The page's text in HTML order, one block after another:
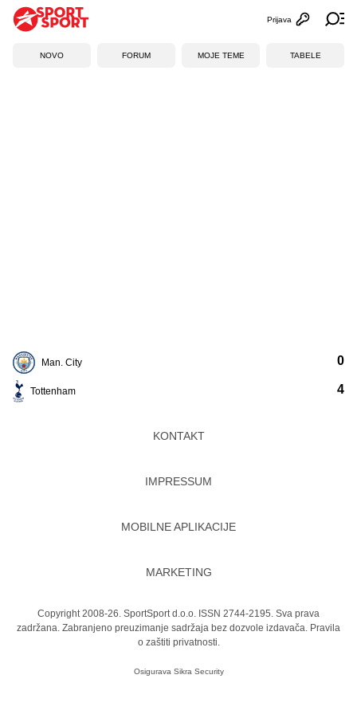
Otvori
Prijava
NOVO FORUM MOJE TEME TABELE
Man. City
Tottenham
0
4
KONTAKT
IMPRESSUM
MOBILNE APLIKACIJE
MARKETING
Copyright 2008-26. SportSport d.o.o. ISSN 2744-2195. Sva prava
zadržana. Zabranjeno preuzimanje sadržaja bez dozvole izdavača. Pravila
o zaštiti privatnosti.
Osigurava Sikra Security